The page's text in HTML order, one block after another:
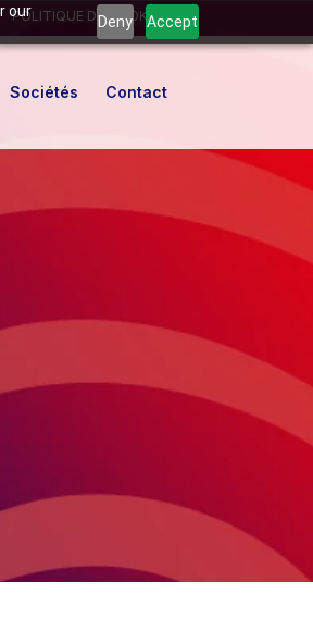
our
Deny Accept
POLITIQUE DE COOKIES
Sociétés Contact